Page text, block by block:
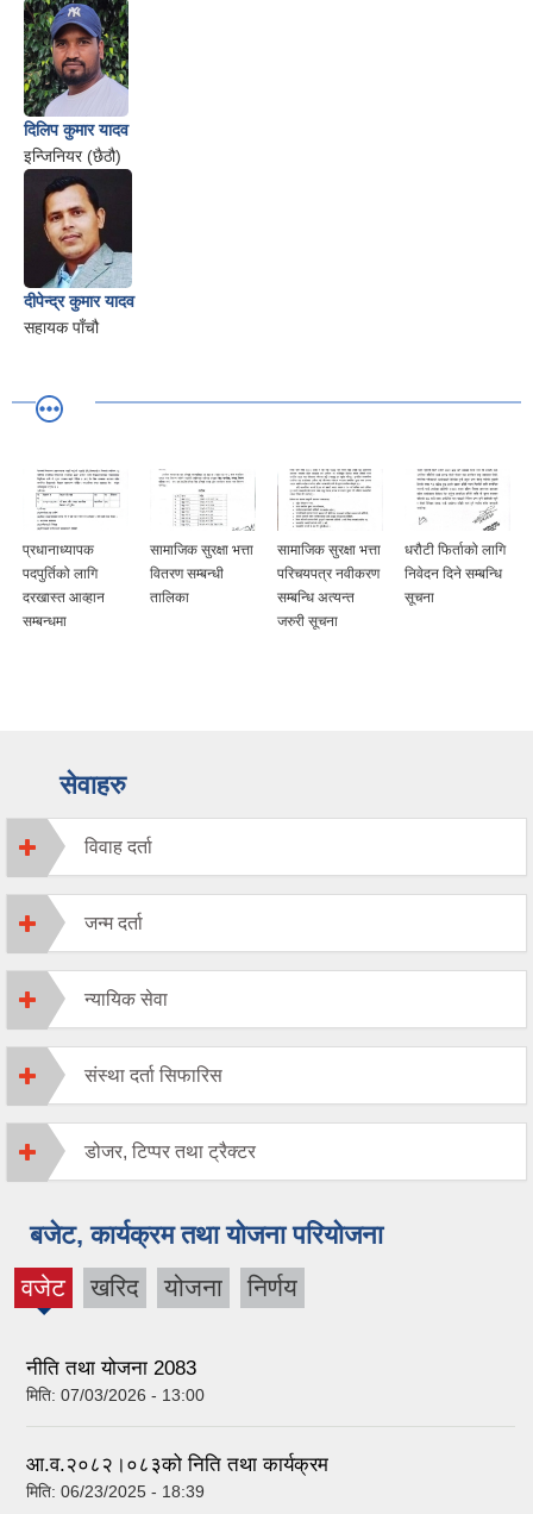
दिलिप कुमार यादव
इन्जिनियर (छैठौ)
दीपेन्द्र कुमार यादव
सहायक पाँचौ
प्रधानाध्यापक
पदपुर्तिको लागि
दरखास्त आव्हान
सम्बन्धमा
सामाजिक सुरक्षा भत्ता
वितरण सम्बन्धी
तालिका
सामाजिक सुरक्षा भत्ता
परिचयपत्र नवीकरण
सम्बन्धि अत्यन्त
जरुरी सूचना
धरौटी फिर्ताको लागि
निवेदन दिने सम्बन्धि
सूचना
सेवाहरु
विवाह दर्ता
जन्म दर्ता
न्यायिक सेवा
संस्था दर्ता सिफारिस
डोजर, टिप्पर तथा ट्रैक्टर
बजेट, कार्यक्रम तथा योजना परियोजना
वजेट
(active
खरिद योजना निर्णय
नीति तथा योजना 2083
मिति: 07/03/2026 - 13:00
आ.व.२०८२।०८३को निति तथा कार्यक्रम
मिति: 06/23/2025 - 18:39